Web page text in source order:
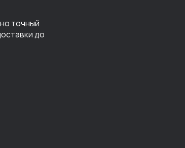
точный
до